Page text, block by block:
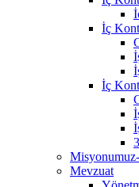
İç
İç
Mevzuat